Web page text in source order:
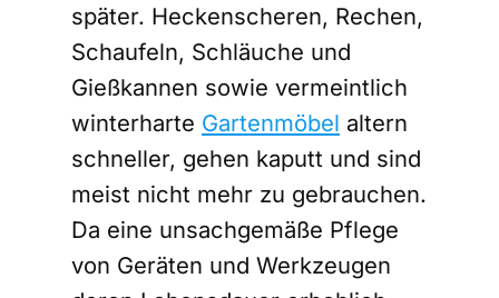
später. Heckenscheren, Rechen,
Schaufeln, Schläuche und
Gießkannen sowie vermeintlich
winterharte Gartenmöbel altern
schneller, gehen kaputt und sind
meist nicht mehr zu gebrauchen.
Da eine unsachgemäße Pflege
von Geräten und Werkzeugen